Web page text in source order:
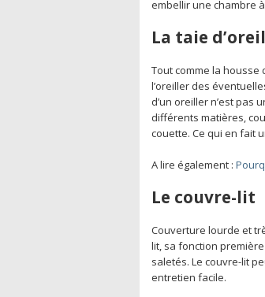
embellir une chambre
La taie
Tout comme la housse
l’oreiller des
d’un oreiller n’est pas
différents matières,
couette. Ce qui en fait
A lire également :
Le couvre-lit
Couverture lourde et
lit, sa fonction
saletés. Le couvre-lit
entretien facile.